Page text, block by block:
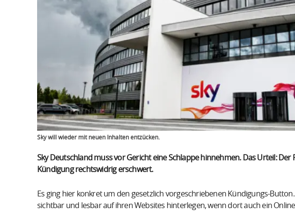
Sky will wieder mit neuen Inhalten entzücken.
Sky Deutschland muss vor Gericht eine Schlappe hinnehmen. Das Urteil: Der
Kündigung rechtswidrig erschwert.
Es ging hier konkret um den gesetzlich vorgeschriebenen Kündigungs-
sichtbar und lesbar auf ihren Websites hinterlegen, wenn dort auch ein